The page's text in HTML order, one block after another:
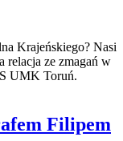
Krajeńskiego? Nasi
relacja ze zmagań w
UMK Toruń.
Filipem